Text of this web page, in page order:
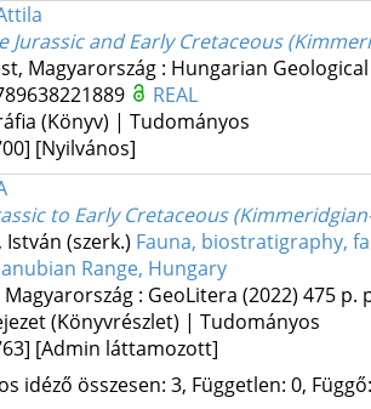
Jurassic and Early Cretaceous
Magyarország : Hungarian
REAL
(Könyv) | Tudományos
[Nyilvános]
to Early Cretaceous
István (szerk.) Fauna, biostratigraphy,
Range, Hungary
Magyarország : GeoLitera (2022) 475 p.
(Könyvrészlet) | Tudományos
[Admin láttamozott]
idéző összesen: 3, Független: 0,